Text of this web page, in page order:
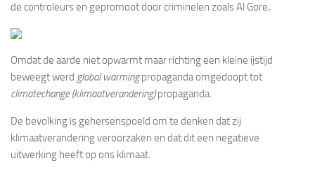
de controleurs en gepromoot door criminelen zoals Al Gore.
Omdat de aarde niet opwarmt maar richting een kleine ijstijd
beweegt werd global warmingpropaganda omgedoopt tot
climatechange (klimaatverandering)propaganda.
De bevolking is gehersenspoeld om te denken dat zij
klimaatverandering veroorzaken en dat dit een negatieve
uitwerking heeft op ons klimaat.